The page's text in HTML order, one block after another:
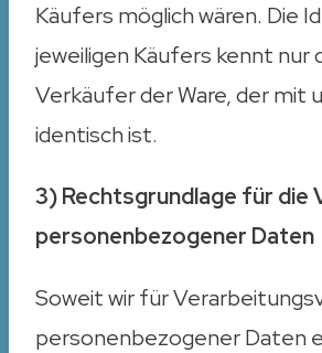
Käufers möglich wären. Die
jeweiligen Käufers kennt nur
Verkäufer der Ware, der mit
identisch ist.
3) Rechtsgrundlage für die
personenbezogener Daten
Soweit wir für
personenbezogener Daten